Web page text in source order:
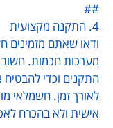
##
4. התקנה מקצועית
ודאו שאתם
מערכות חכמות.
התקנים וכדי
לאורך זמן. חשמלאי
אישית ולא בהכרח